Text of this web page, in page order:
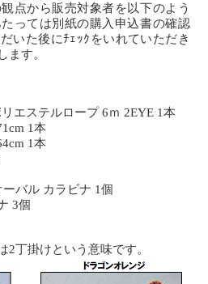
点から販売対象者を以下のよう
っては別紙の購入申込書の確認
いた後にﾁｪｯｸをいれていただき
ます。
エステルロープ 6ｍ 2EYE 1本
1本
1本
ーバル カラビナ 1個
3個
丁掛けという意味です。